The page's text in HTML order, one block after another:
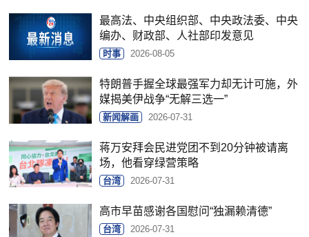
最高法、中央组织部、中央政法委、中央
编办、财政部、人社部印发意见
时事 2026-08-05
特朗普手握全球最强军力却无计可施，外
媒揭美伊战争“无解三选一”
新闻解画 2026-07-31
蒋万安拜会民进党团不到20分钟被请离
场，他看穿绿营策略
台湾 2026-07-31
高市早苗感谢各国慰问“独漏赖清德”
台湾 2026-07-31